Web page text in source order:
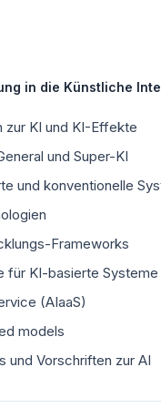
in die Künstliche
zur KI und KI-Effekte
und Super-KI
und konventionelle
Frameworks
für KI-basierte Systeme
(AIaaS)
models
und Vorschriften zur AI